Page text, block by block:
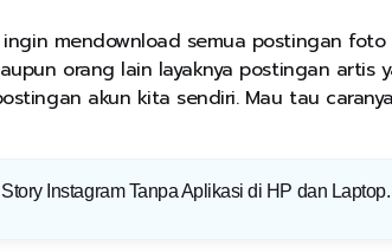
mendownload semua postingan
orang lain layaknya postingan artis
akun kita sendiri. Mau tau caranya
Instagram Tanpa Aplikasi di HP dan Laptop.